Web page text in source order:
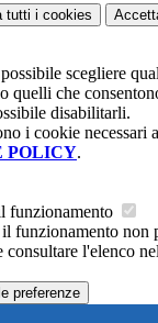
tutti i cookies
scegliere
quelli che
disabilitarli.
i cookie necessari
POLICY.
funzionamento
funzionamento non
l'elenco
preferenze